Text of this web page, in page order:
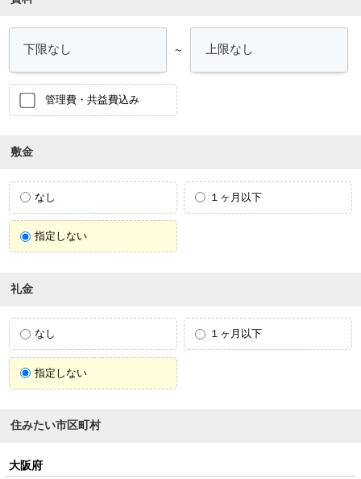
～
管理費・共益費込み
敷金
なし １ヶ月以下
指定しない
礼金
なし １ヶ月以下
指定しない
住みたい市区町村
大阪府